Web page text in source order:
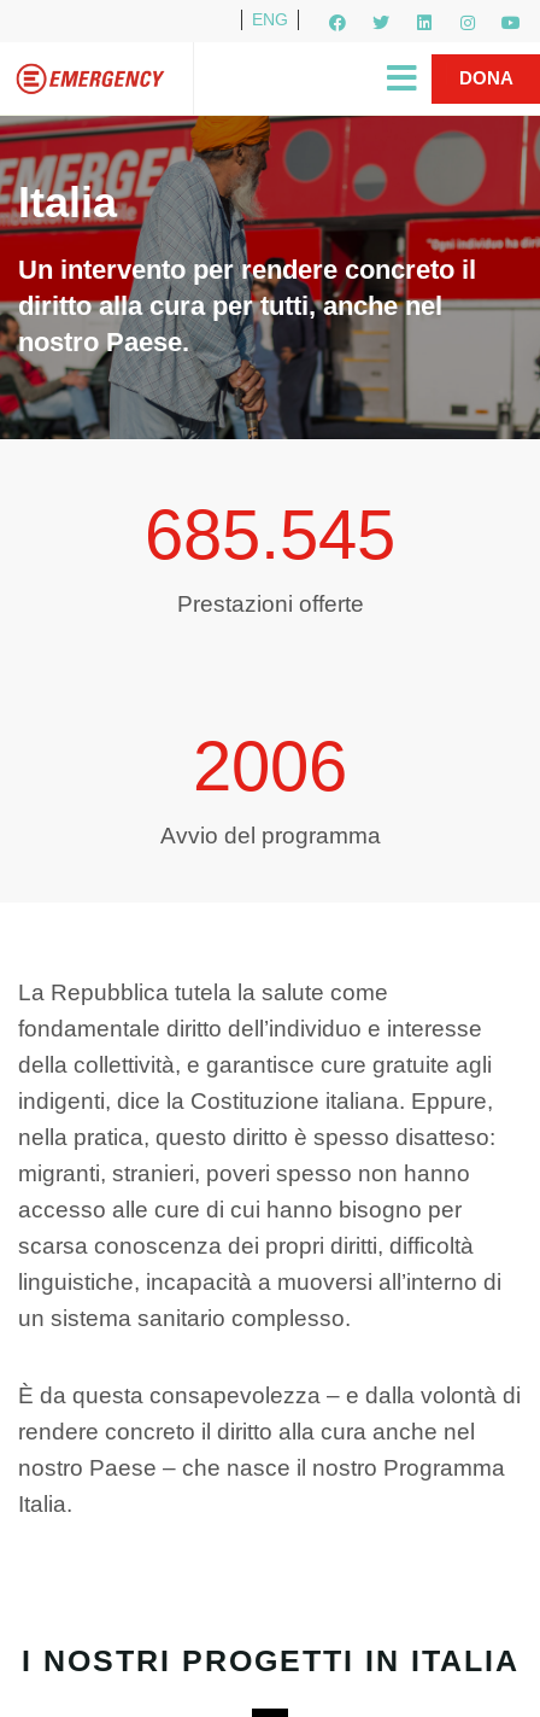
ENG
R1PUD1A
DONA
Italia
Un intervento per rendere concreto il
diritto alla cura per tutti, anche nel
nostro Paese.
685.545
Prestazioni offerte
2006
Avvio del programma
La Repubblica tutela la salute come
fondamentale diritto dell’individuo e interesse
della collettività, e garantisce cure gratuite agli
indigenti, dice la Costituzione italiana. Eppure,
nella pratica, questo diritto è spesso disatteso:
migranti, stranieri, poveri spesso non hanno
accesso alle cure di cui hanno bisogno per
scarsa conoscenza dei propri diritti, difficoltà
linguistiche, incapacità a muoversi all’interno di
un sistema sanitario complesso.
È da questa consapevolezza – e dalla volontà di
rendere concreto il diritto alla cura anche nel
nostro Paese – che nasce il nostro Programma
Italia.
I NOSTRI PROGETTI IN ITALIA